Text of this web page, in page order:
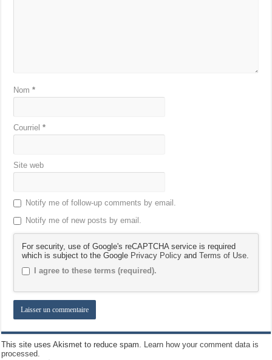
Nom*
Courriel*
Site web
Notify me of follow-up comments by email.
Notify me of new posts by email.
For security, use of Google's reCAPTCHA service is required
which is subject to the Google Privacy Policy andTerms of Use
I agree to these terms (required).
This site uses Akismet to reduce spam.
Learn how your comment data is
processed.